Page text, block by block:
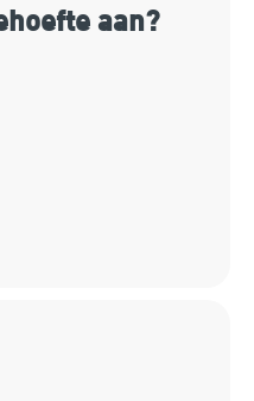
aan?